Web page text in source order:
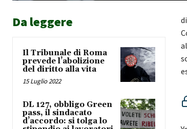
Da leggere
Il Tribunale di Roma
prevede l’abolizione
del diritto alla vita
15 Luglio 2022
DL 127, obbligo Green
pass, il sindacato
d’accordo: si tolga lo